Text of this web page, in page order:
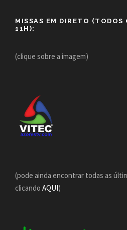
MISSAS EM DIRETO (TODOS
11H):
(clique sobre a imagem)
(pode ainda encontrar todas as
clicando AQUI)